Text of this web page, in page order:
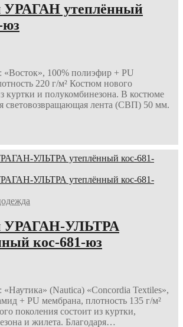
УРАГАН утеплённый
юз
«Восток», 100% полиэфир + PU
220 г/м² Костюм нового
куртки и полукомбинезона. В костюме
световозвращающая лента (СВП) 50 мм.
УРАГАН-УЛЬТРА
кос-681-юз
«Наутика» (Nautica) «Concordia Textiles»,
+ PU мембрана, плотность 135 г/м²
поколения состоит из куртки,
и жилета. Благодаря…